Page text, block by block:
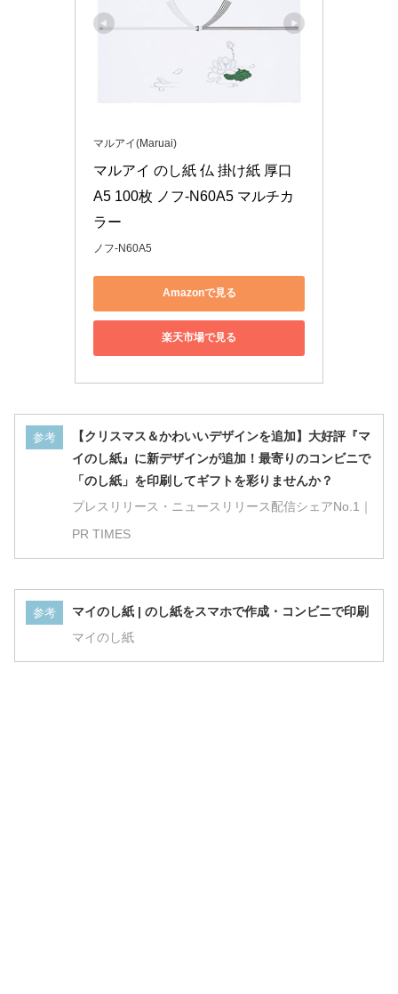
マルアイ(Maruai)
マルアイ のし紙 仏 掛け紙 厚口
A5 100枚 ノフ-N60A5 マルチカ
ラー
ノフ-N60A5
Amazonで見る
楽天市場で見る
参考
【クリスマス＆かわいいデザインを追加】大好評『マ
イのし紙』に新デザインが追加！最寄りのコンビニで
「のし紙」を印刷してギフトを彩りませんか？
プレスリリース・ニュースリリース配信シェアNo.1｜
PR TIMES
参考 マイのし紙 | のし紙をスマホで作成・コンビニで印刷
マイのし紙